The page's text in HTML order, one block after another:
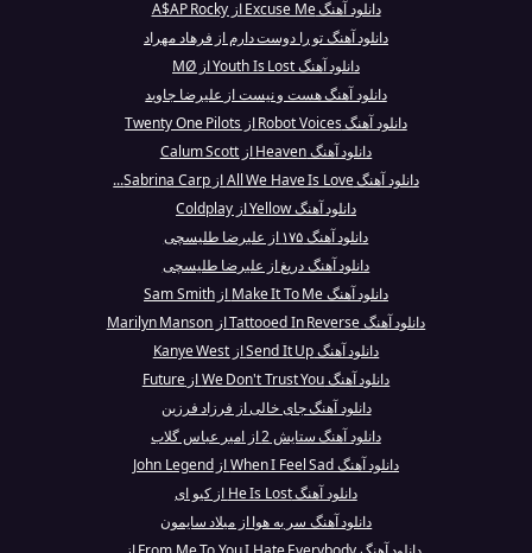
دانلود آهنگ Excuse Me از A$AP Rocky
دانلود آهنگ تو را دوست دارم از فرهاد مهراد
دانلود آهنگ Youth Is Lost از MØ
دانلود آهنگ هست و نیست از علیرضا جاوید
دانلود آهنگ Robot Voices از Twenty One Pilots
دانلود آهنگ Heaven از Calum Scott
دانلود آهنگ All We Have Is Love از Sabrina Carp...
دانلود آهنگ Yellow از Coldplay
دانلود آهنگ ۱۷۵ از علیرضا طلیسچی
دانلود آهنگ دریغ از علیرضا طلیسچی
دانلود آهنگ Make It To Me از Sam Smith
دانلود آهنگ Tattooed In Reverse از Marilyn Manson
دانلود آهنگ Send It Up از Kanye West
دانلود آهنگ We Don't Trust You از Future
دانلود آهنگ جای خالی از فرزاد فرزین
دانلود آهنگ ستایش 2 از امیر عباس گلاب
دانلود آهنگ When I Feel Sad از John Legend
دانلود آهنگ He Is Lost از کیو ای
دانلود آهنگ سر به هوا از میلاد سایمون